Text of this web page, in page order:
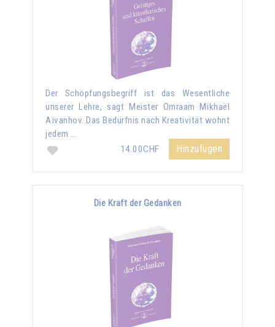
Der Schöpfungsbegriff ist das Wesentliche
unserer Lehre, sagt Meister Omraam Mikhaël
Aïvanhov. Das Bedürfnis nach Kreativität wohnt
jedem …
14.00CHF
Hinzufügen
Die Kraft der Gedanken